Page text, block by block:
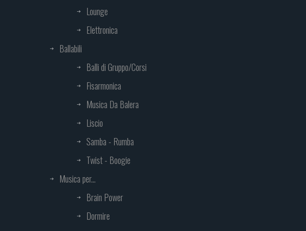
Lounge
Elettronica
Ballabili
Balli di Gruppo/Corsi
Fisarmonica
Musica Da Balera
Liscio
Samba - Rumba
Twist - Boogie
Musica per...
Brain Power
Dormire